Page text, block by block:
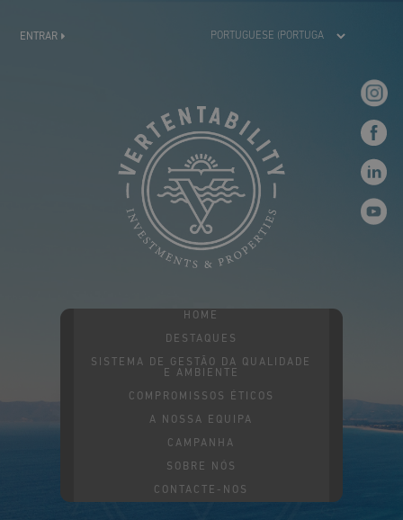
HOME
DESTAQUES
SISTEMA DE GESTÃO DA QUALIDADE
E AMBIENTE
COMPROMISSOS ÉTICOS
A NOSSA EQUIPA
CAMPANHA
SOBRE NÓS
CONTACTE-NOS
ENTRAR